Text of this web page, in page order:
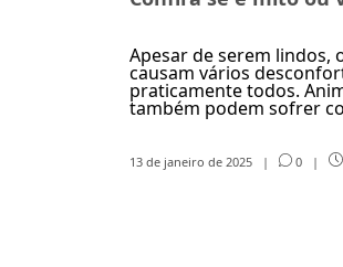
Apesar de serem lindos,
causam vários
praticamente todos.
também podem sofrer
13 de janeiro de 2025 | 0 |